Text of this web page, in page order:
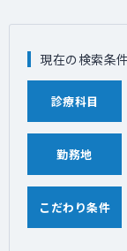
現在の検索条件
診療科目
勤務地
こだわり条件